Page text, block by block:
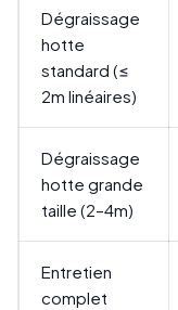
Dégraissage
hotte
standard (≤
2m linéaires)
Dégraissage
hotte grande
taille (2–4m)
Entretien
complet